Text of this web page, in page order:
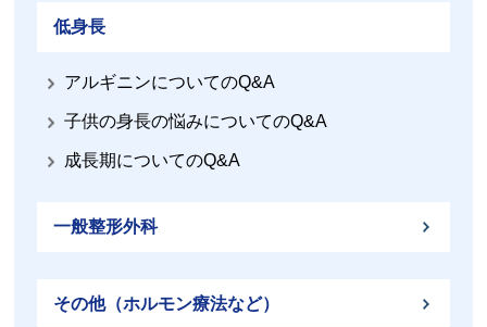
低身長
アルギニンについてのQ&A
子供の身長の悩みについてのQ&A
成長期についてのQ&A
一般整形外科
その他（ホルモン療法など）